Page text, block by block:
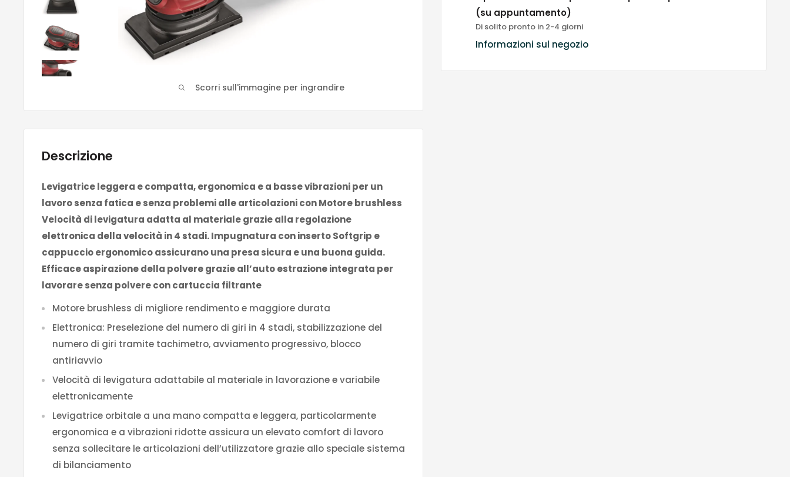
Scorri sull'immagine per ingrandire
(su appuntamento)
Di solito pronto in 2-4 giorni
Informazioni sul negozio
Descrizione
Levigatrice leggera e compatta, ergonomica e a basse vibrazioni per un
lavoro senza fatica e senza problemi alle articolazioni con Motore brushless
Velocità di levigatura adatta al materiale grazie alla regolazione
elettronica della velocità in 4 stadi. Impugnatura con inserto Softgrip e
cappuccio ergonomico assicurano una presa sicura e una buona guida.
Efficace aspirazione della polvere grazie all’auto estrazione integrata per
lavorare senza polvere con cartuccia filtrante
Motore brushless di migliore rendimento e maggiore durata
Elettronica: Preselezione del numero di giri in 4 stadi, stabilizzazione del
numero di giri tramite tachimetro, avviamento progressivo, blocco
antiriavvio
Velocità di levigatura adattabile al materiale in lavorazione e variabile
elettronicamente
Levigatrice orbitale a una mano compatta e leggera, particolarmente
ergonomica e a vibrazioni ridotte assicura un elevato comfort di lavoro
senza sollecitare le articolazioni dell’utilizzatore grazie allo speciale sistema
di bilanciamento